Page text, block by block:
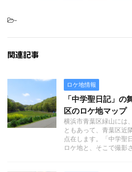
-
関連記事
ロケ地情報
「中学聖日記」
区のロケ地マップ
横浜市青葉区緑山には
ともあって、青葉区近
点在します。「中学聖
ロケ地と、そこで撮影